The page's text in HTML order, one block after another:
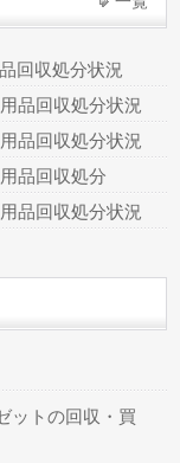
回収処分状況
品回収処分状況
品回収処分状況
品回収処分
品回収処分状況
ットの回収・買